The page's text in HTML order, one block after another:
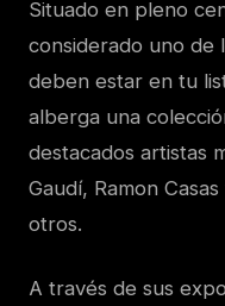
Situado en pleno
considerado uno de
deben estar en tu
alberga una
destacados artistas
Gaudí, Ramon
otros.
A través de sus